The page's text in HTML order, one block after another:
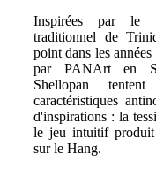
Inspirées par le
traditionnel de
point dans les
par PANArt en
Shellopan
caractéristiques
d'inspirations : la
le jeu intuitif produit
sur le Hang.